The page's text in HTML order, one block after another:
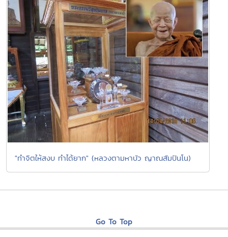
"ทำจิตให้สงบ ทำได้ยาก" (หลวงตามหาบัว ญาณสัมปันโน)
Go To Top